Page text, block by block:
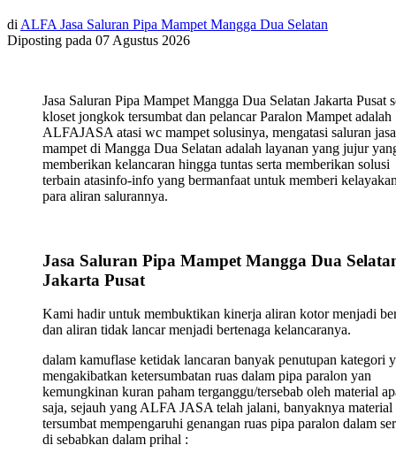
di ALFA Jasa Saluran Pipa Mampet Mangga Dua Selatan
Diposting pada 07 Agustus 2026
Jasa Saluran Pipa Mampet Mangga Dua Selatan Jakarta Pusat
kloset jongkok tersumbat dan pelancar Paralon Mampet adalah
ALFAJASA atasi wc mampet solusinya, mengatasi saluran jasa
mampet di Mangga Dua Selatan adalah layanan yang jujur
memberikan kelancaran hingga tuntas serta memberikan solusi
terbain atasinfo-info yang bermanfaat untuk memberi
para aliran salurannya.
Jasa Saluran Pipa Mampet Mangga Dua
Jakarta Pusat
Kami hadir untuk membuktikan kinerja aliran kotor menjadi
dan aliran tidak lancar menjadi bertenaga kelancaranya.
dalam kamuflase ketidak lancaran banyak penutupan kategori
mengakibatkan ketersumbatan ruas dalam pipa paralon yan
kemungkinan kuran paham terganggu/tersebab oleh material
saja, sejauh yang ALFA JASA telah jalani, banyaknya material
tersumbat mempengaruhi genangan ruas pipa paralon dalam
di sebabkan dalam prihal :